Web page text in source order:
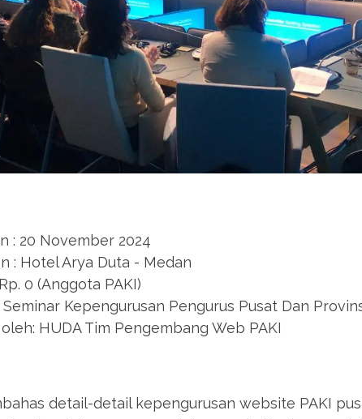
: 20 November 2024
: Hotel Arya Duta - Medan
0 (Anggota PAKI)
Kepengurusan Pengurus Pusat Dan
HUDA Tim Pengembang Web PAKI
detail-detail kepengurusan website PAKI